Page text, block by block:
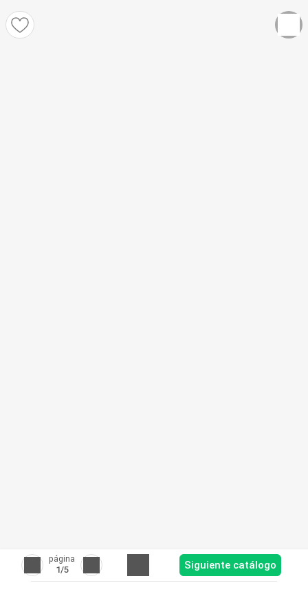
página
1/5 Siguiente catálogo